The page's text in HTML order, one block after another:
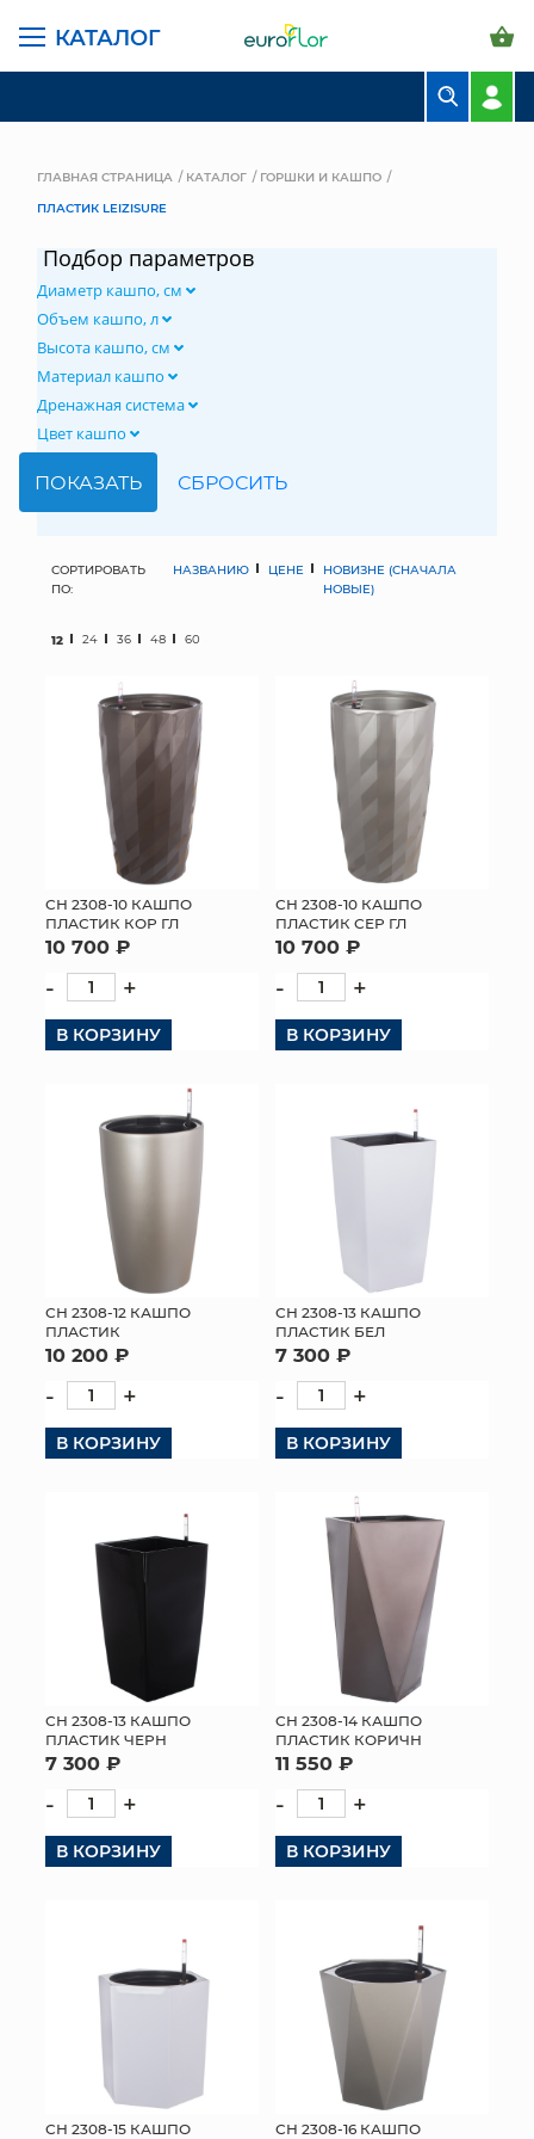
КАТАЛОГ
СВАДЕБНАЯ ФЛОРИСТИКА
МЯГКИЕ ИГРУШКИ
ИСКУССТВЕННЫЕ ЦВЕТЫ
ТОРГОВЫЙ ЦЕНТР
ОПТОВЫМ КЛИЕНТАМ
ДОСТАВКА И ОПЛАТА
ГЛАВНАЯ СТРАНИЦА КАТАЛОГ
ГОРШКИ И КАШПО
ПЛАСТИК LEIZISURE
Подбор параметров
Диаметр кашпо, см
Объем кашпо, л
Высота кашпо, см
Материал кашпо
Дренажная система
Цвет кашпо
СОРТИРОВАТЬ
ПО:
НАЗВАНИЮ ЦЕНЕ
НОВИЗНЕ (СНАЧАЛА
НОВЫЕ)
12 24 36 48 60
СН 2308-10 КАШПО
ПЛАСТИК КОР ГЛ
10 700 ₽
- +
В КОРЗИНУ
СН 2308-10 КАШПО
ПЛАСТИК СЕР ГЛ
10 700 ₽
- +
В КОРЗИНУ
СН 2308-12 КАШПО
ПЛАСТИК
10 200 ₽
- +
В КОРЗИНУ
СН 2308-13 КАШПО
ПЛАСТИК БЕЛ
7 300 ₽
- +
В КОРЗИНУ
СН 2308-13 КАШПО
ПЛАСТИК ЧЕРН
7 300 ₽
- +
В КОРЗИНУ
СН 2308-14 КАШПО
ПЛАСТИК КОРИЧН
11 550 ₽
- +
В КОРЗИНУ
СН 2308-15 КАШПО
СН 2308-16 КАШПО